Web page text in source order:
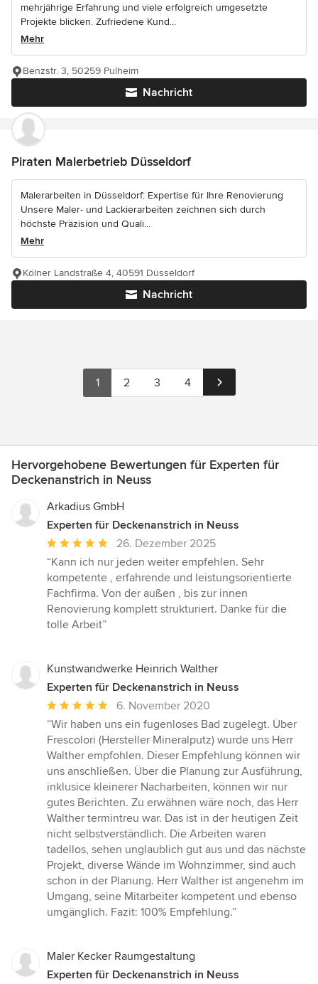
mehrjährige Erfahrung und viele erfolgreich umgesetzte
Projekte blicken. Zufriedene Kund...
Mehr
Nachricht
Benzstr. 3, 50259 Pulheim
Piraten Malerbetrieb Düsseldorf
Malerarbeiten in Düsseldorf: Expertise für Ihre Renovierung
Unsere Maler- und Lackierarbeiten zeichnen sich durch
höchste Präzision und Quali...
Mehr
Nachricht
Kölner Landstraße 4, 40591 Düsseldorf
1 2 3 4
Hervorgehobene Bewertungen für Experten für
Deckenanstrich in Neuss
Arkadius GmbH
Experten für Deckenanstrich in Neuss
Durchschnittliche
Bewertung:
5
von
5
Sternen
26. Dezember 2025
“Kann ich nur jeden weiter empfehlen. Sehr
kompetente , erfahrende und leistungsorientierte
Fachfirma. Von der außen , bis zur innen
Renovierung komplett strukturiert. Danke für die
tolle Arbeit”
Kunstwandwerke Heinrich Walther
Experten für Deckenanstrich in Neuss
Durchschnittliche
Bewertung:
5
von
5
Sternen
6. November 2020
“Wir haben uns ein fugenloses Bad zugelegt. Über
Frescolori (Hersteller Mineralputz) wurde uns Herr
Walther empfohlen. Dieser Empfehlung können wir
uns anschließen. Über die Planung zur Ausführung,
inklusice kleinerer Nacharbeiten, können wir nur
gutes Berichten. Zu erwähnen wäre noch, das Herr
Walther termintreu war. Das ist in der heutigen Zeit
nicht selbstverständlich. Die Arbeiten waren
tadellos, sehen unglaublich gut aus und das nächste
Projekt, diverse Wände im Wohnzimmer, sind auch
schon in der Planung. Herr Walther ist angenehm im
Umgang, seine Mitarbeiter kompetent und ebenso
umgänglich. Fazit: 100% Empfehlung.”
Maler Kecker Raumgestaltung
Experten für Deckenanstrich in Neuss